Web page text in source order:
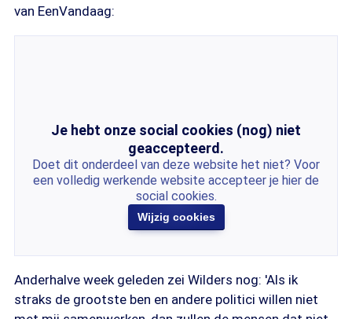
van EenVandaag:
Je hebt onze social cookies (nog) niet
geaccepteerd.
Doet dit onderdeel van deze website het niet? Voor
een volledig werkende website accepteer je hier de
social cookies.
Wijzig cookies
Anderhalve week geleden zei Wilders nog: 'Als ik
straks de grootste ben en andere politici willen niet